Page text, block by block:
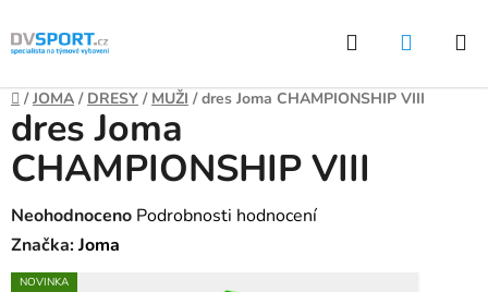
Přejít
na
Hledat
Domů
/ JOMA / DRESY / MUŽI / dres Joma CHAMPIONSHIP VIII
dres Joma
CHAMPIONSHIP VIII
Průměrné
hodnocení
produktu
Neohodnoceno Podrobnosti hodnocení
Značka:Joma
NOVINKA